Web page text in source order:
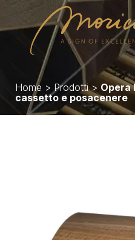
Home > Prodotti> Opera
cassetto e posacenere